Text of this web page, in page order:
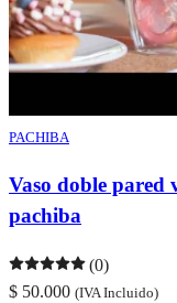
PACHIBA
Vaso doble pared
pachiba
(0)
$ 50.000 (IVA Incluido)